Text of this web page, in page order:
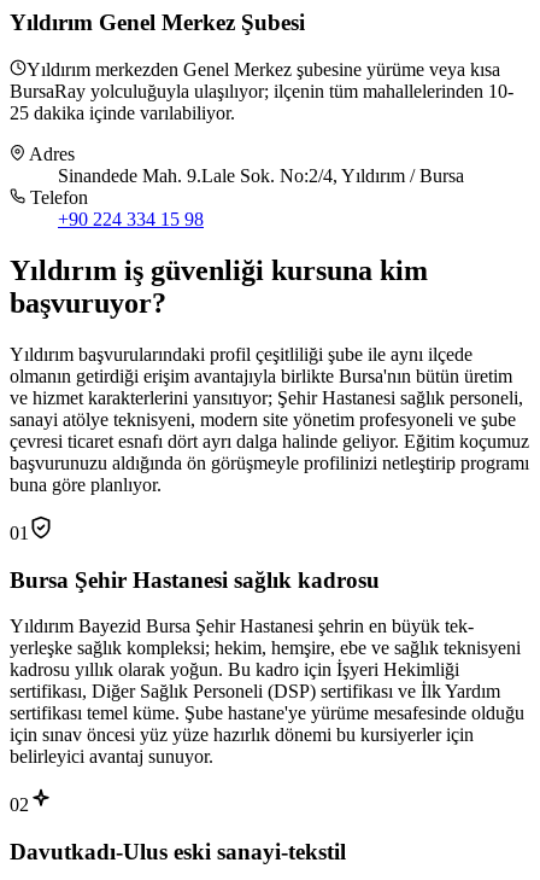
Yıldırım Genel Merkez Şubesi
Yıldırım merkezden Genel Merkez şubesine yürüme veya kısa
BursaRay yolculuğuyla ulaşılıyor; ilçenin tüm mahallelerinden 10-
25 dakika içinde varılabiliyor.
Adres
Sinandede Mah. 9.Lale Sok. No:2/4, Yıldırım / Bursa
Telefon
+90 224 334 15 98
Yıldırım iş güvenliği kursuna kim
başvuruyor?
Yıldırım başvurularındaki profil çeşitliliği şube ile aynı ilçede
olmanın getirdiği erişim avantajıyla birlikte Bursa'nın bütün üretim
ve hizmet karakterlerini yansıtıyor; Şehir Hastanesi sağlık personeli,
sanayi atölye teknisyeni, modern site yönetim profesyoneli ve şube
çevresi ticaret esnafı dört ayrı dalga halinde geliyor. Eğitim koçumuz
başvurunuzu aldığında ön görüşmeyle profilinizi netleştirip programı
buna göre planlıyor.
01
Bursa Şehir Hastanesi sağlık kadrosu
Yıldırım Bayezid Bursa Şehir Hastanesi şehrin en büyük tek-
yerleşke sağlık kompleksi; hekim, hemşire, ebe ve sağlık teknisyeni
kadrosu yıllık olarak yoğun. Bu kadro için İşyeri Hekimliği
sertifikası, Diğer Sağlık Personeli (DSP) sertifikası ve İlk Yardım
sertifikası temel küme. Şube hastane'ye yürüme mesafesinde olduğu
için sınav öncesi yüz yüze hazırlık dönemi bu kursiyerler için
belirleyici avantaj sunuyor.
02
Davutkadı-Ulus eski sanayi-tekstil